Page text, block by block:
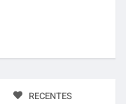
RECENTES